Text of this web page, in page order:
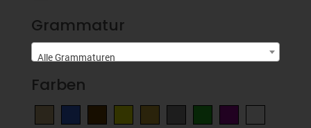
Grammatur
Alle Grammaturen
Farben